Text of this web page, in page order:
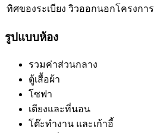
ทิศของระเบียง วิวออกนอกโครงการ
รูปแบบห้อง
รวมค่าส่วนกลาง
ตู้เสื้อผ้า
โซฟา
เตียงและที่นอน
โต๊ะทำงาน และเก้าอี้